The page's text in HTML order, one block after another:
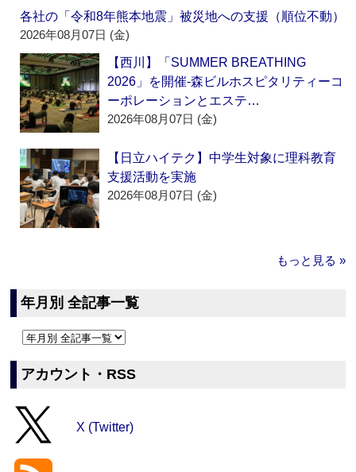
各社の「令和8年熊本地震」被災地への支援（順位不動）
2026年08月07日 (金)
【西川】「SUMMER BREATHING
2026」を開催‐森ビルホスピタリティーコ
ーポレーションとエステ…
2026年08月07日 (金)
【日立ハイテク】中学生対象に理科教育
支援活動を実施
2026年08月07日 (金)
もっと見る »
年月別 全記事一覧
アカウント・RSS
X (Twitter)